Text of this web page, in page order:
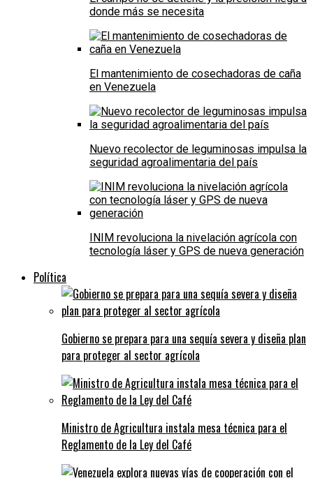
donde más se necesita
El mantenimiento de cosechadoras de caña
en Venezuela
Nuevo recolector de leguminosas impulsa la
seguridad agroalimentaria del país
INIM revoluciona la nivelación agrícola con
tecnología láser y GPS de nueva generación
Política
Gobierno se prepara para una sequía severa y diseña plan
para proteger al sector agrícola
Ministro de Agricultura instala mesa técnica para el
Reglamento de la Ley del Café